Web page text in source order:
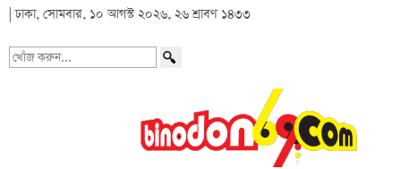
| ঢাকা, সোমবার, ১০ আগস্ট ২০২৬, ২৬ শ্রাবণ ১৪৩৩
খোঁজ